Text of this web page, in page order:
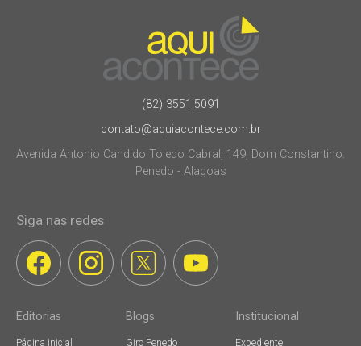
(82) 3551.5091
contato@aquiacontece.com.br
Avenida Antonio Candido Toledo Cabral, 149, Dom Constantino.
Penedo - Alagoas
Siga nas redes
Editorias
Página inicial
Blogs
Giro Penedo
Institucional
Expediente